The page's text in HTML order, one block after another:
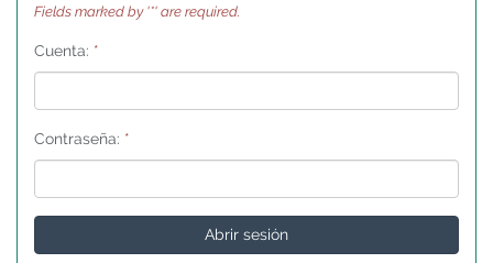
Fields marked by '*' are required.
Cuenta: *
Contraseña: *